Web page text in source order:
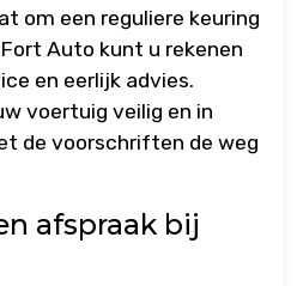
om een reguliere keuring
Auto kunt u rekenen
en eerlijk advies.
voertuig veilig en in
de voorschriften de weg
afspraak bij